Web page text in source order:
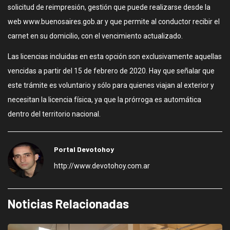
solicitud de reimpresión, gestión que puede realizarse desde la
web www.buenosaires.gob.ar y que permite al conductor recibir el
carnet en su domicilio, con el vencimiento actualizado.
Las licencias incluidas en esta opción son exclusivamente aquellas
vencidas a partir del 15 de febrero de 2020. Hay que señalar que
este trámite es voluntario y sólo para quienes viajan al exterior y
necesitan la licencia física, ya que la prórroga es automática
dentro del territorio nacional.
Portal Devotohoy
http://www.devotohoy.com.ar
Noticias Relacionadas